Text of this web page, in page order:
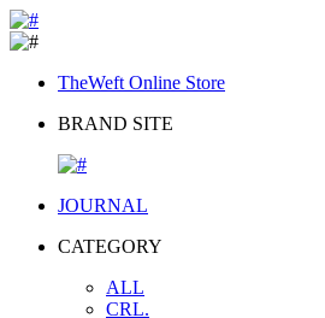
TheWeft Online Store
BRAND SITE
JOURNAL
CATEGORY
ALL
CRL.